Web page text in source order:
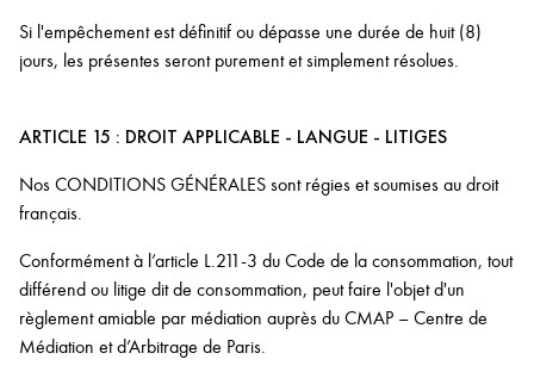
Si l'empêchement est définitif ou dépasse une durée de huit (8)
jours, les présentes seront purement et simplement résolues.
ARTICLE 15 : DROIT APPLICABLE - LANGUE - LITIGES
Nos CONDITIONS GÉNÉRALES sont régies et soumises au droit
français.
Conformément à l’article L.211-3 du Code de la consommation, tout
différend ou litige dit de consommation, peut faire l'objet d'un
règlement amiable par médiation auprès du CMAP – Centre de
Médiation et d’Arbitrage de Paris.